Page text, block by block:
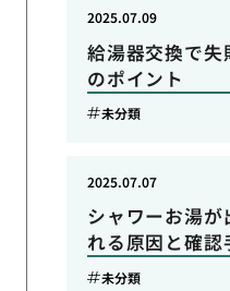
給湯器交換で
のポイント
2025.07.09
未分類
シャワーお湯が
れる原因と確認
2025.07.07
未分類